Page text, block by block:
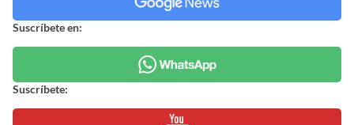
Suscríbete en:
Suscríbete: